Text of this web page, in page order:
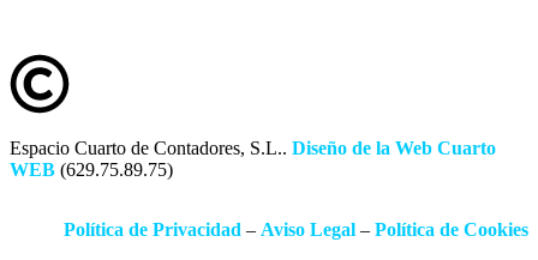
Espacio Cuarto de Contadores, S.L.. Diseño de la Web Cuarto
WEB (629.75.89.75)
Política de Privacidad – Aviso Legal – Política de Cookies